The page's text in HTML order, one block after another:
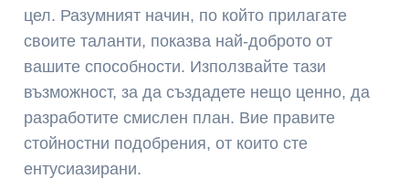
цел. Разумният начин, по който прилагате
своите таланти, показва най-доброто от
вашите способности. Използвайте тази
възможност, за да създадете нещо ценно, да
разработите смислен план. Вие правите
стойностни подобрения, от които сте
ентусиазирани.